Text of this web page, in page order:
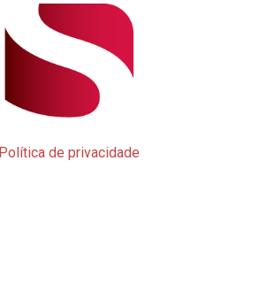
Política de privacidade